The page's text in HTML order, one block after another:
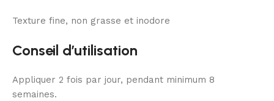
Texture fine, non grasse et inodore
Conseil d’utilisation
Appliquer 2 fois par jour, pendant minimum 8
semaines.